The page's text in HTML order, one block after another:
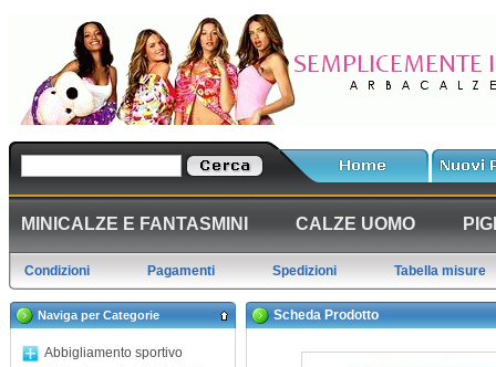
MINICALZE E FANTASMINI CALZE UOMO
Condizioni Pagamenti Spedizioni Tabella misure
Naviga per Categorie
Abbigliamento sportivo
Scheda Prodotto